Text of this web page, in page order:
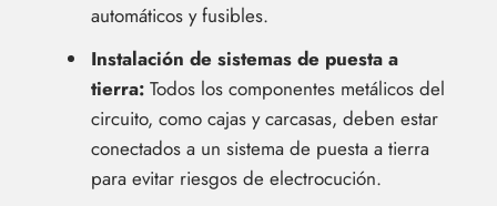
automáticos y fusibles.
Instalación de sistemas de puesta a
tierra: Todos los componentes metálicos del
circuito, como cajas y carcasas, deben estar
conectados a un sistema de puesta a tierra
para evitar riesgos de electrocución.